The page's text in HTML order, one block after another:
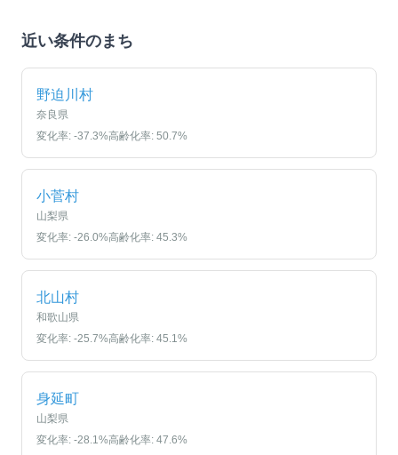
近い条件のまち
野迫川村
奈良県
変化率: -37.3%高齢化率: 50.7%
小菅村
山梨県
変化率: -26.0%高齢化率: 45.3%
北山村
和歌山県
変化率: -25.7%高齢化率: 45.1%
身延町
山梨県
変化率: -28.1%高齢化率: 47.6%